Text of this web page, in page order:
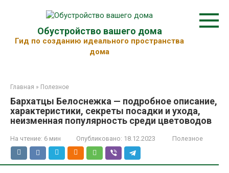
Обустройство вашего дома
Гид по созданию идеального пространства
дома
Главная » Полезное
Бархатцы Белоснежка — подробное описание,
характеристики, секреты посадки и ухода,
неизменная популярность среди цветоводов
На чтение: 6 мин Опубликовано: 18.12.2023 Полезное